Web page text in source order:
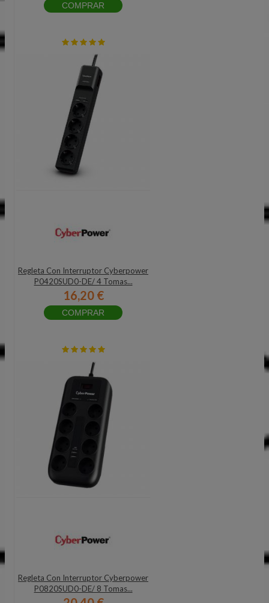
COMPRAR
Regleta Con Interruptor Cyberpower
P0420SUD0-DE/ 4 Tomas...
16,20 €
COMPRAR
Regleta Con Interruptor Cyberpower
P0820SUD0-DE/ 8 Tomas...